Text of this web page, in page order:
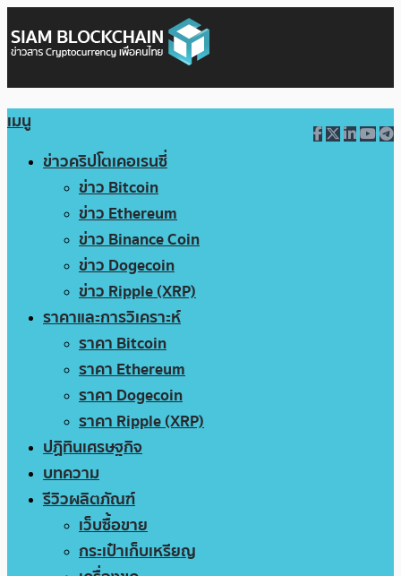
เมนู
ข่าวคริปโตเคอเรนซี่
ข่าว Bitcoin
ข่าว Ethereum
ข่าว Binance Coin
ข่าว Dogecoin
ข่าว Ripple (XRP)
ราคาและการวิเคราะห์
ราคา Bitcoin
ราคา Ethereum
ราคา Dogecoin
ราคา Ripple (XRP)
ปฏิทินเศรษฐกิจ
บทความ
รีวิวผลิตภัณฑ์
เว็บซื้อขาย
กระเป๋าเก็บเหรียญ